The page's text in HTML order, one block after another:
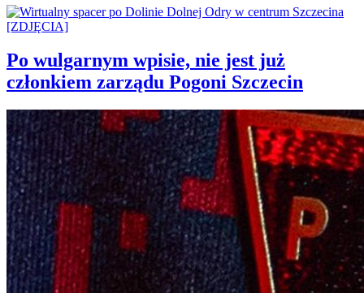
Po wulgarnym wpisie, nie jest już
członkiem zarządu Pogoni Szczecin